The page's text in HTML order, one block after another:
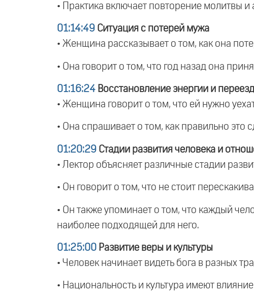
• Практика включает повторение молитвы и
01:14:49 Ситуация с потерей мужа
• Женщина рассказывает о том, как она
• Она говорит о том, что год назад она
01:16:24 Восстановление энергии и
• Женщина говорит о том, что ей нужно
• Она спрашивает о том, как правильно это
01:20:29 Стадии развития человека и
• Лектор объясняет различные стадии
• Он говорит о том, что не стоит
• Он также упоминает о том, что каждый
наиболее подходящей для него.
01:25:00 Развитие веры и культуры
• Человек начинает видеть бога в разных
• Национальность и культура имеют